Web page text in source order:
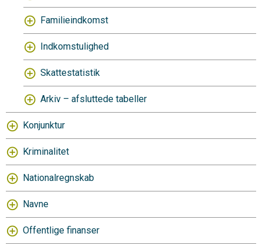
Familieindkomst
Indkomstulighed
Skattestatistik
Arkiv – afsluttede tabeller
Konjunktur
Kriminalitet
Nationalregnskab
Navne
Offentlige finanser